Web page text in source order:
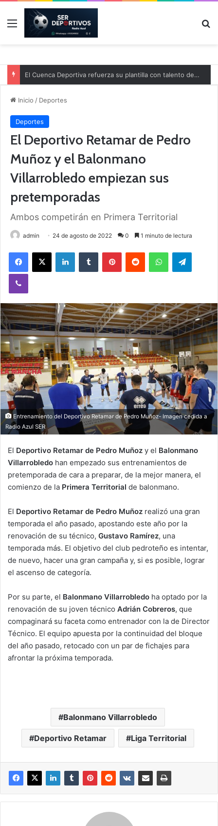
Menú
El Cuenca Deportiva refuerza su plantilla con talento de la comarca
Inicio / Deportes
Deportes
El Deportivo Retamar de Pedro
Muñoz y el Balonmano
Villarrobledo empiezan sus
pretemporadas
Ambos competirán en Primera Territorial
admin 24 de agosto de 2022 0 1 minuto de lectura
Entrenamiento del Deportivo Retamar de Pedro Muñoz- Imagen cedida a
Radio Azul SER
El Deportivo Retamar de Pedro Muñoz y el Balonmano
Villarrobledo han empezado sus entrenamientos de
pretemporada de cara a preparar, de la mejor manera, el
comienzo de la Primera Territorial de balonmano.
El Deportivo Retamar de Pedro Muñoz realizó una gran
temporada el año pasado, apostando este año por la
renovación de su técnico, Gustavo Ramírez, una
temporada más. El objetivo del club pedroteño es intentar,
de nuevo, hacer una gran campaña y, si es posible, lograr
el ascenso de categoría.
Por su parte, el Balonmano Villarrobledo ha optado por la
renovación de su joven técnico Adrián Cobreros, que
compaginará su faceta como entrenador con la de Director
Técnico. El equipo apuesta por la continuidad del bloque
del año pasado, retocado con un par de fichajes para
afrontar la próxima temporada.
Balonmano Villarrobledo
Deportivo Retamar Liga Territorial